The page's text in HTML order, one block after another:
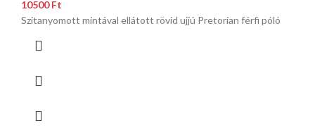
10500Ft
Szitanyomott mintával ellátott rövid ujjú Pretorian férfi póló